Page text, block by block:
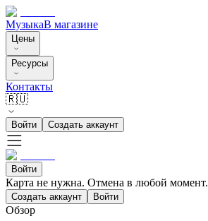
МузыкаВ магазине
Цены
Ресурсы
Контакты
🇷🇺
Войти Создать аккаунт
Войти
Карта не нужна. Отмена в любой момент.
Создать аккаунт Войти
Обзор